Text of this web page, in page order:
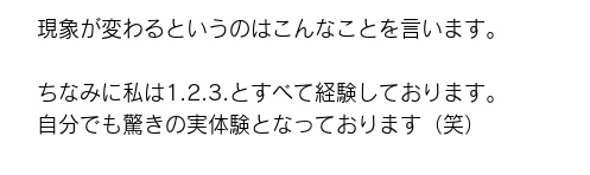
現象が変わるというのはこんなことを言います。
ちなみに私は1.2.3.とすべて経験しております。
自分でも驚きの実体験となっております（笑）